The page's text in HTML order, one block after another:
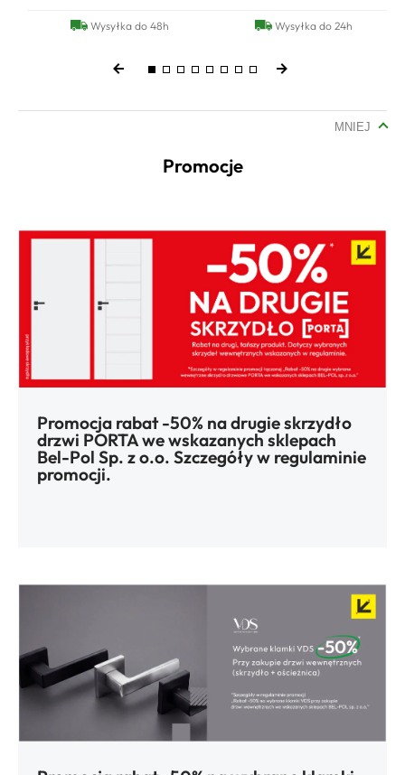
Wysyłka do 48h Wysyłka do 24h
Promocje
MNIEJ
Promocja rabat -50% na drugie skrzydło
drzwi PORTA we wskazanych sklepach
Bel-Pol Sp. z o.o. Szczegóły w regulaminie
promocji.